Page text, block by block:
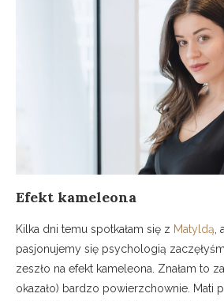
Efekt kameleona
Kilka dni temu spotkałam się z Matyldą,
pasjonujemy się psychologią
zeszło na efekt kameleona. Znałam to
okazało) bardzo powierzchownie. Mati